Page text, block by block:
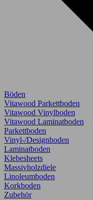
Böden
Vitawood Parkettboden
Vitawood Vinylboden
Vitawood Laminatboden
Parkettboden
Vinyl-/Designboden
Laminatboden
Klebesheets
Massivholzdiele
Linoleumboden
Korkboden
Zubehör